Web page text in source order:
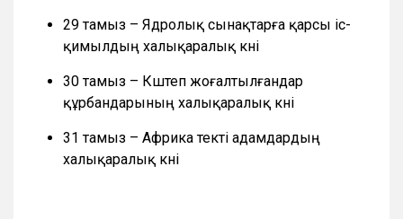
29 тамыз – Ядролық сынақтарға қарсы іс-
қимылдың халықаралық күні
30 тамыз – Күштеп жоғалтылғандар
құрбандарының халықаралық күні
31 тамыз – Африка текті адамдардың
халықаралық күні